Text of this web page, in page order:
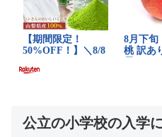
公立の小学校の入学